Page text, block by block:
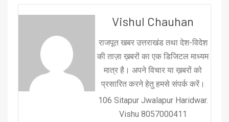
Vishul Chauhan
राजपूत खबर उत्तराखंड तथा देश-विदेश
की ताज़ा ख़बरों का एक डिजिटल माध्यम
मात्र है। अपने विचार या ख़बरों को
प्रसारित करने हेतु हमसे संपर्क करें।
106 Sitapur Jwalapur Haridwar.
Vishu 8057000411